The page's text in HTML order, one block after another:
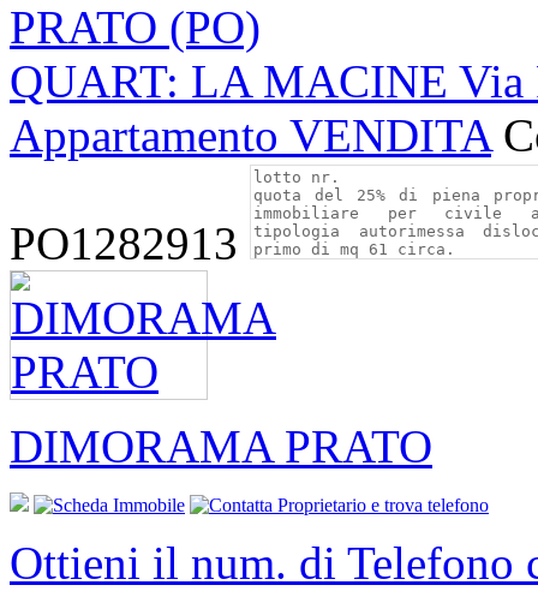
PRATO (PO)
QUART: LA MACINE Via
Appartamento VENDITA
PO1282913
DIMORAMA PRATO
Ottieni il num. di Telefono